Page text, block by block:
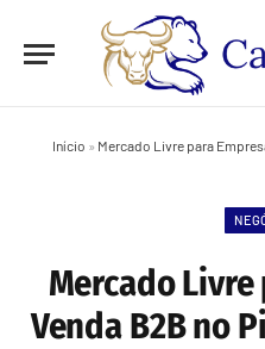
Início » Mercado Livre para
Mercado Livre
Venda B2B no